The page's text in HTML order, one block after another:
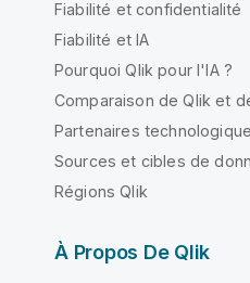
Fiabilité et confidentialité
Fiabilité et IA
Pourquoi Qlik pour l'IA ?
Comparaison de Qlik et
Partenaires
Sources et cibles de
Régions Qlik
À Propos De Qlik